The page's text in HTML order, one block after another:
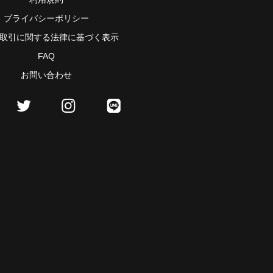
プライバシーポリシー
引に関する法律に基づく表示
FAQ
お問い合わせ